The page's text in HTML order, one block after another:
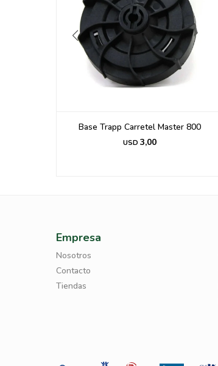
Base Trapp Carretel Master 800
USD 3,00
Empresa
Nosotros
Contacto
Tiendas